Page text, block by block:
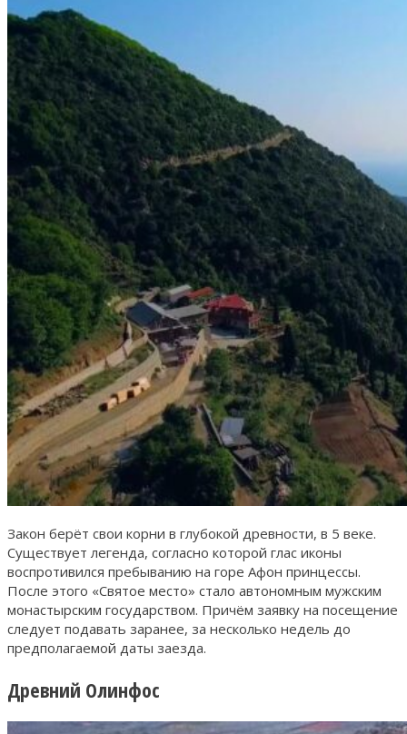
Закон берёт свои корни в глубокой древности, в 5 веке.
Существует легенда, согласно которой глас иконы
воспротивился пребыванию на горе Афон принцессы.
После этого «Святое место» стало автономным мужским
монастырским государством. Причём заявку на посещение
следует подавать заранее, за несколько недель до
предполагаемой даты заезда.
Древний Олинфос